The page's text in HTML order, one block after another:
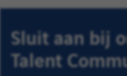
Sluit aan bij
Talent